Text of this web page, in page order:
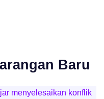
Baru
menyelesaikan konflik